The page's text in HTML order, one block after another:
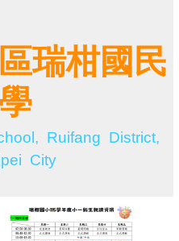
瑞柑國民
Ruifang District,
City